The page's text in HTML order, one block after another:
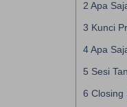
2 Apa
3 Kunci
4 Apa
5 Sesi
6 Closing